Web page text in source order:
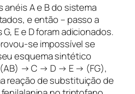
anéis A e B do sistema
e então – passo a
E e D foram adicionados.
se impossível se
esquema sintético
→ C → D → E → (FG),
reação de substituição de